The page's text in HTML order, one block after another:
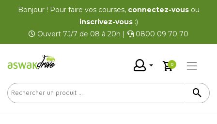
Bonjour ! Pour faire vos courses, connectez-vousou
inscrivez-vous:)
Ouvert 7J/7 de 08 à 20h |
0800 09 70 70
0